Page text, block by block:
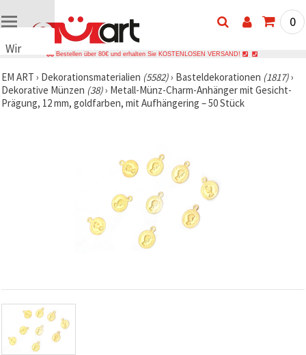
Wir
Cookies
🍪 Wir
verwenden
Datenverkehr
analysieren
sowie
relevantere
0
Bestellen über 80€ und erhalten Sie KOSTENLOSEN VERSAND!
EM ART › Dekorationsmaterialien (5582)› Basteldekorationen (1817)›
Dekorative Münzen (38)› Metall-Münz-Charm-Anhänger mit Gesicht-
Prägung, 12 mm, goldfarben, mit Aufhängering – 50 Stück